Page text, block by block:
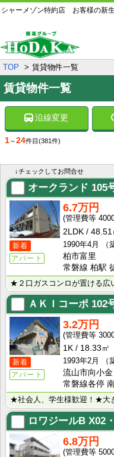
シャーメゾン特約店 お客様の新
TOP 賃貸物件一覧
賃貸物件一覧
沿線変更
1～24件目 (381件)
↓チェックしてお問合せ
オークランド 105
新着
アパート
6.7万円
2LDK
48.51
1990年4月
（
柏市富里
常磐線 柏駅
ＡＫＩコーポ 102
新着
アパート
3.2万円
1K
18.33㎡
1993年2月
（
流山市向小金
常磐線各停
ロワジールB X02
6.8万円